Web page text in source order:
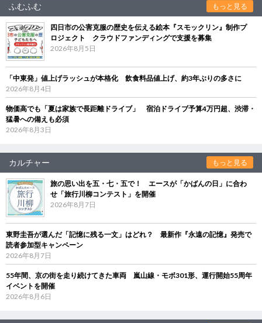
ふむふむ もっと見る
四日市の公害克服の歴史を伝える絵本『スモックリン』制作プ
ロジェクト クラウドファンディングで支援を募集
2026年8月5日
「中東発」値上げラッシュが本格化 飲食料品値上げ、約3年ぶりの多さに
2026年8月4日
物価高でも「夏は家族で長距離ドライブ」 宿泊ドライブ予算4万円超、渋滞・
猛暑への備えも必須
2026年8月3日
カルチャー もっと見る
旅の思い出を五・七・五で！ エースが「かばんの日」に合わ
せ「旅行川柳コンテスト」を開催
2026年8月7日
東野圭吾が選んだ「記憶に残る一文」はどれ？ 最新作『永遠の記憶』発売で
読者参加型キャンペーン
2026年8月7日
55年間、京の街を走り続けてきた車両 嵐山線・モボ301形、運行開始55周年
イベントを開催
2026年8月6日